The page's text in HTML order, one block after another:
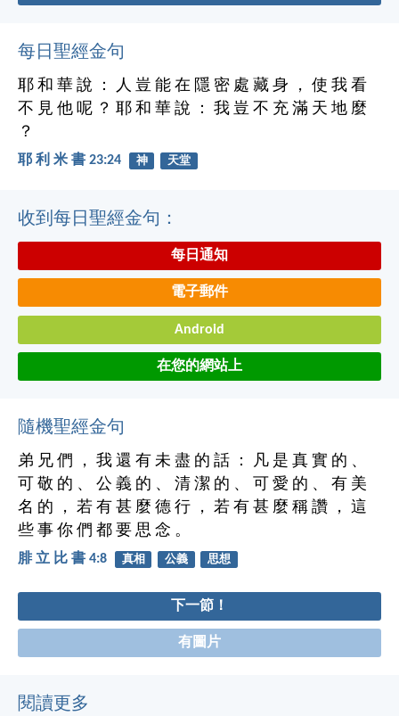
每日聖經金句
耶 和 華 說 ： 人 豈 能 在 隱 密 處 藏 身 ， 使 我 看
不 見 他 呢 ？ 耶 和 華 說 ： 我 豈 不 充 滿 天 地 麼
？
耶 利 米 書 23:24 神 天堂
收到每日聖經金句：
每日通知
電子郵件
Android
在您的網站上
隨機聖經金句
弟 兄 們 ， 我 還 有 未 盡 的 話 ： 凡 是 真 實 的 、
可 敬 的 、 公 義 的 、 清 潔 的 、 可 愛 的 、 有 美
名 的 ， 若 有 甚 麼 德 行 ， 若 有 甚 麼 稱 讚 ， 這
些 事 你 們 都 要 思 念 。
腓 立 比 書 4:8 真相 公義 思想
下一節！
有圖片
閱讀更多